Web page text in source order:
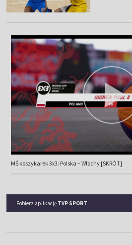
MŚ koszykarek 3x3: Polska – Włochy [SKRÓT]
Pobierz aplikację TVP SPORT